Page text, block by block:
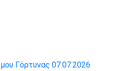
Γόρτυνας 07.07.2026